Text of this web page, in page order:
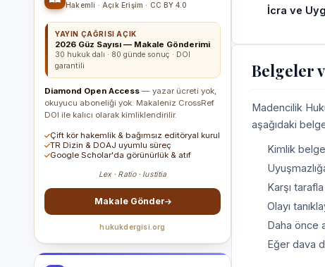
Hakemli · Açık Erişim · CC BY 4.0
YAYIN ÇAĞRISI AÇIK
2026 Güz Sayısı — Makale Gönderimi
30 hukuk dalı · 80 günde sonuç · DOI
garantili
Diamond Open Access — yazar ücreti yok,
okuyucu aboneliği yok. Makaleniz CrossRef
DOI ile kalıcı olarak kimliklendirilir.
Çift kör hakemlik & bağımsız editöryal kurul
TR Dizin & DOAJ uyumlu süreç
Google Scholar'da görünürlük & atıf
Lex · Ratio · Iustitia
Makale Gönder
hukukdergisi.org
İcra ve
Belgeler
Madencilik
aşağıdaki
Kimlik
Karşı
Olayı
Daha önce
Eğer dava